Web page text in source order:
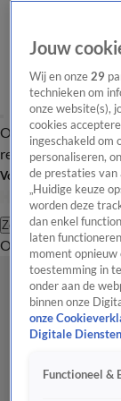
Overzicht Laatste
redactie
Volg Hart van
Zoeken
OverzichtRegio
Jouw
Wij en onze29
technieken om
onze website(s),
cookies
ingeschakeld om
personaliseren,
de prestaties
„Huidige keuze
worden deze
dan enkel
laten
moment opnieuw
toestemming in
onder aan de
binnen onze
onze
Digitale
Functioneel &